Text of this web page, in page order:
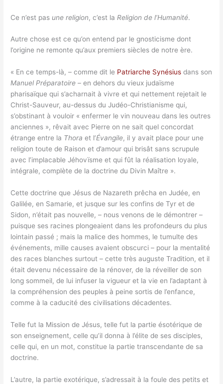
Ce n’est pas une religion, c’est la Religion de l’Humanité.
Autre chose est ce qu’on entend par le gnosticisme dont
l’origine ne remonte qu’aux premiers siècles de notre ère.
« En ce temps-là, – comme dit le Patriarche Synésius dans son
Manuel Préparatoire – en dehors du vieux judaïsme
pharisaïque qui s’acharnait à vivre et qui nettement rejetait le
Christ-Sauveur, au-dessus du Judéo-Christianisme qui,
s’obstinant à vouloir « enfermer le vin nouveau dans les outres
anciennes », rêvait avec Pierre on ne sait quel concordat
étrange entre la Thora et l’Évangile, il y avait place pour une
religion toute de Raison et d’amour qui brisât sans scrupule
avec l’implacable Jéhovïsme et qui fût la réalisation loyale,
intégrale, complète de la doctrine du Divin Maître ».
Cette doctrine que Jésus de Nazareth prêcha en Judée, en
Galilée, en Samarie, et jusque sur les confins de Tyr et de
Sidon, n’était pas nouvelle, – nous venons de le démontrer –
puisque ses racines plongeaient dans les profondeurs du plus
lointain passé ; mais la malice des hommes, le tumulte des
événements, mille causes avaient obscurci – pour la mentalité
des races blanches surtout – cette très auguste Tradition, et il
était devenu nécessaire de la rénover, de la réveiller de son
long sommeil, de lui infuser la vigueur et la vie en l’adaptant à
la compréhension des peuples à peine sortis de l’enfance,
comme à la caducité des civilisations décadentes.
Telle fut la Mission de Jésus, telle fut la partie ésotérique de
son enseignement, celle qu’il donna à l’élite de ses disciples,
celle qui, en un mot, constitue la partie transcendante de sa
doctrine.
L’autre, la partie exotérique, s’adressait à la foule des petits et